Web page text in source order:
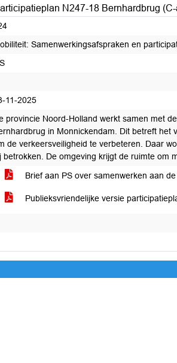
N247-18 Bernhardbrug
Samenwerkingsafspraken en
11-2025
provincie Noord-Holland werkt samen met
in Monnickendam. Dit betreft
de verkeersveiligheid te verbeteren. Daar
betrokken. De omgeving krijgt de ruimte om
Brief aan PS over samenwerken aan
Publieksvriendelijke versie